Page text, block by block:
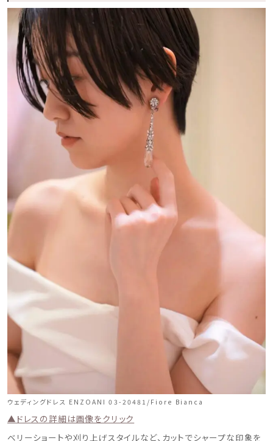
ウェディングドレス ENZOANI 03-20481/Fiore Bianca
▲ドレスの詳細は画像をクリック
ベリーショートや刈り上げスタイルなど、カットでシャープな印象を